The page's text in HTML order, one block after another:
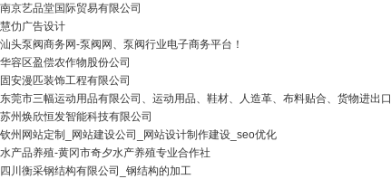
南京艺品堂国际贸易有限公司
慧仂广告设计
汕头泵阀商务网-泵阀网、泵阀行业电子商务平台！
华容区盈偿农作物股份公司
固安漫匹装饰工程有限公司
东莞市三幅运动用品有限公司、运动用品、鞋材、人造革、布料贴合、货物进出口
苏州焕欣恒发智能科技有限公司
钦州网站定制_网站建设公司_网站设计制作建设_seo优化
水产品养殖-黄冈市奇夕水产养殖专业合作社
四川衡采钢结构有限公司_钢结构的加工